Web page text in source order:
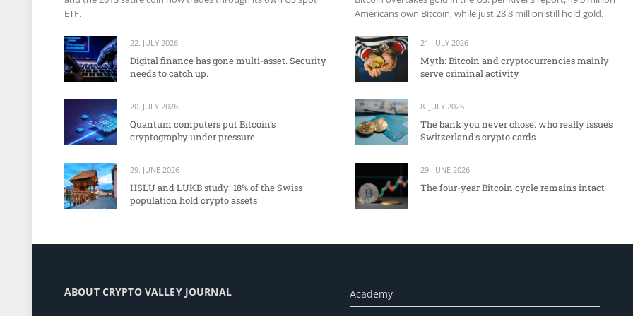
ETF.
Americans own Bitcoin, while just 28.8 million still hold gold.
22. JULY 2026
Digital finance has gone multi-asset. Security
needs to catch up.
21. JULY 2026
Myth: Bitcoin and cryptocurrencies mainly
serve criminal activity
20. JULY 2026
Quantum computers put Bitcoin’s
cryptography under pressure
8. JULY 2026
The bank you never chose: who really issues
Switzerland’s crypto cards
29. JUNE 2026
HSLU and LUKB study: 18% of the Swiss
population hold crypto assets
29. JUNE 2026
The four-year Bitcoin cycle remains intact
ABOUT CRYPTO VALLEY JOURNAL Academy